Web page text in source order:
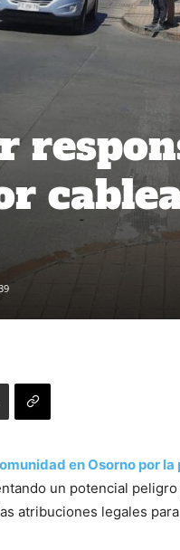
en Osorno por
un potencial
atribuciones legales